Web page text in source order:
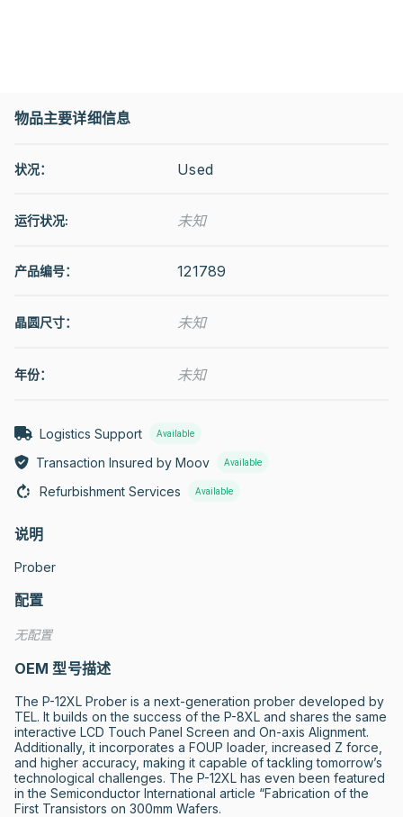
物品主要详细信息
状况： Used
运行状况: 未知
产品编号： 121789
晶圆尺寸： 未知
年份： 未知
Logistics Support Available
Transaction Insured by Moov Available
Refurbishment Services Available
说明
Prober
配置
无配置
OEM 型号描述
The P-12XL Prober is a next-generation prober developed by
TEL. It builds on the success of the P-8XL and shares the same
interactive LCD Touch Panel Screen and On-axis Alignment.
Additionally, it incorporates a FOUP loader, increased Z force,
and higher accuracy, making it capable of tackling tomorrow’s
technological challenges. The P-12XL has even been featured
in the Semiconductor International article “Fabrication of the
First Transistors on 300mm Wafers.